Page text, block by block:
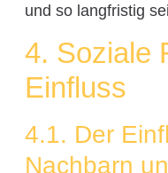
und so langfristig
4. Soziale
Einfluss
4.1. Der
Nachbarn